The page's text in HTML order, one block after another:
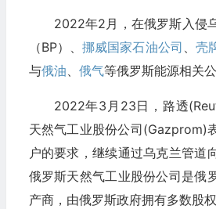
2022年2月，在俄罗斯入侵
（BP）、挪威国家石油公司 、 壳
与俄油、 俄气等俄罗斯能源相关公
2022年3月23日，路透
天然气工业股份公司(Gazprom)
户的要求，继续通过乌克兰管道
俄罗斯天然气工业股份公司是俄
产商，由俄罗斯政府拥有多数股权